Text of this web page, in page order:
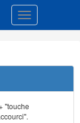
Toggle
"touche